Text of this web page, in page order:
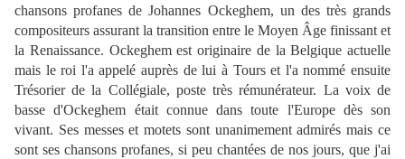
chansons profanes de Johannes Ockeghem, un des très grands
compositeurs assurant la transition entre le Moyen Âge finissant et
la Renaissance. Ockeghem est originaire de la Belgique actuelle
mais le roi l'a appelé auprès de lui à Tours et l'a nommé ensuite
Trésorier de la Collégiale, poste très rémunérateur. La voix de
basse d'Ockeghem était connue dans toute l'Europe dès son
vivant. Ses messes et motets sont unanimement admirés mais ce
sont ses chansons profanes, si peu chantées de nos jours, que j'ai